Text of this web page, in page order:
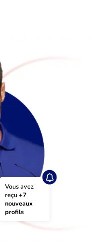
Vous avez
reçu +7
nouveaux
profils